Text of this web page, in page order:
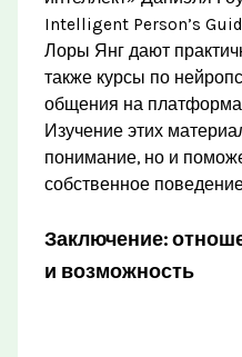
Intelligent Person’s
Лоры Янг дают
также курсы по
общения на
Изучение этих
понимание, но и
собственное
Заключение:
и возможность